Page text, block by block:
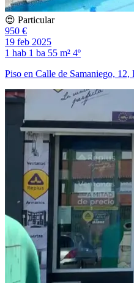
😍 Particular
950 €
19 feb 2025
1 hab 1 ba 55 m² 4º
Piso en Calle de Samaniego, 12,